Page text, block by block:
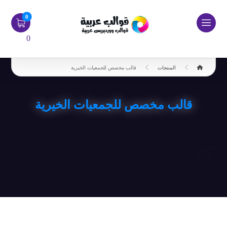
0
المنتجات قالب مخصص للجمعيات الخيرية
قالب مخصص للجمعيات الخيرية